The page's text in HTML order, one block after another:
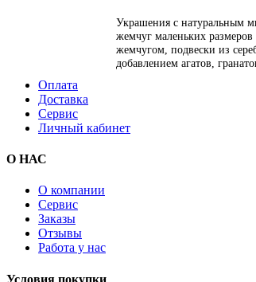
Украшения с натуральным
жемчуг маленьких
жемчугом, подвески из
добавлением агатов,
Оплата
Доставка
Сервис
Личный кабинет
О НАС
О компании
Сервис
Заказы
Отзывы
Работа у нас
Условия покупки